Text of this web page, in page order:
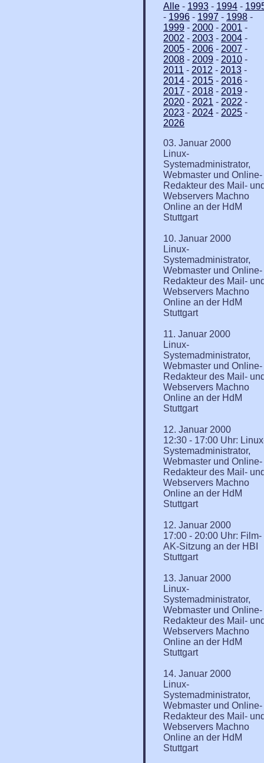
Alle - 1993 - 1994 -
- 1996 - 1997 - 1998 -
1999 - 2000 - 2001 -
2002 - 2003 - 2004 -
2005 - 2006 - 2007 -
2008 - 2009 - 2010 -
2011 - 2012 - 2013 -
2014 - 2015 - 2016 -
2017 - 2018 - 2019 -
2020 - 2021 - 2022 -
2023 - 2024 - 2025 -
2026
03. Januar 2000
Linux-
Systemadministrator,
Webmaster und Online-
Redakteur des Mail-
Webservers Machno
Online an der HdM
Stuttgart
10. Januar 2000
Linux-
Systemadministrator,
Webmaster und Online-
Redakteur des Mail-
Webservers Machno
Online an der HdM
Stuttgart
11. Januar 2000
Linux-
Systemadministrator,
Webmaster und Online-
Redakteur des Mail-
Webservers Machno
Online an der HdM
Stuttgart
12. Januar 2000
12:30 - 17:00 Uhr:
Systemadministrator,
Webmaster und Online-
Redakteur des Mail-
Webservers Machno
Online an der HdM
Stuttgart
12. Januar 2000
17:00 - 20:00 Uhr: Film-
AK-Sitzung an der HBI
Stuttgart
13. Januar 2000
Linux-
Systemadministrator,
Webmaster und Online-
Redakteur des Mail-
Webservers Machno
Online an der HdM
Stuttgart
14. Januar 2000
Linux-
Systemadministrator,
Webmaster und Online-
Redakteur des Mail-
Webservers Machno
Online an der HdM
Stuttgart